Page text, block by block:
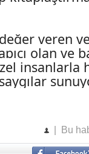
veren
olan ve
insanlarla
| Bu